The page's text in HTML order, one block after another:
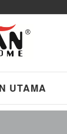
UTAMA